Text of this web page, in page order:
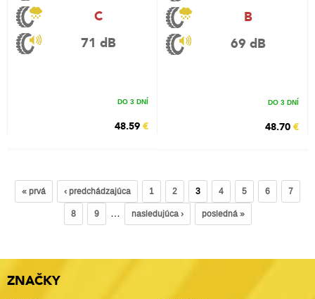
C
71 dB
DO 3 DNÍ
48.59 €
B
69 dB
DO 3 DNÍ
48.70 €
« prvá ‹ predchádzajúca 1 2 3 4 5 6
7
8
9 … nasledujúca › posledná »
ZNAČKY